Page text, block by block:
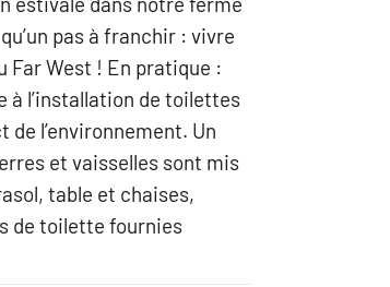
pas à franchir : vivre
Far West ! En pratique :
l’installation de toilettes
de l’environnement. Un
et vaisselles sont mis
table et chaises,
de toilette fournies